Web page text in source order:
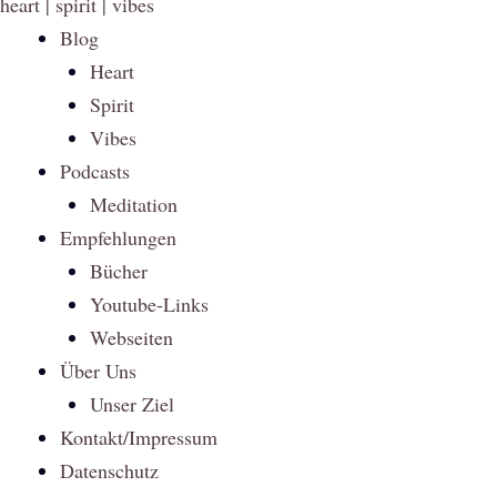
Blog
Heart
Spirit
Vibes
Podcasts
Meditation
Empfehlungen
Bücher
Youtube-Links
Webseiten
Über Uns
Unser Ziel
Kontakt/Impressum
Datenschutz